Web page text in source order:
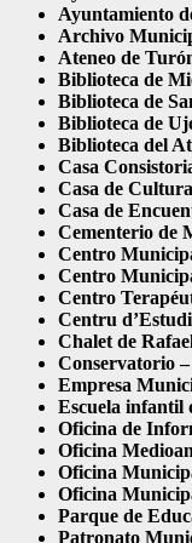
Ayuntamiento
Archivo
Ateneo de
Biblioteca de
Biblioteca de
Biblioteca de
Biblioteca del
Casa
Casa de
Casa de
Cementerio de
Centro
Centro
Centro
Centru
Chalet de
Conservatorio
Empresa
Escuela infantil
Oficina de
Oficina
Oficina
Oficina
Parque de
Patronato